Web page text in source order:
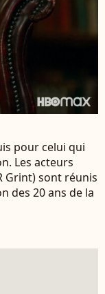
pour celui qui
Les acteurs
Grint) sont réunis
des 20 ans de la